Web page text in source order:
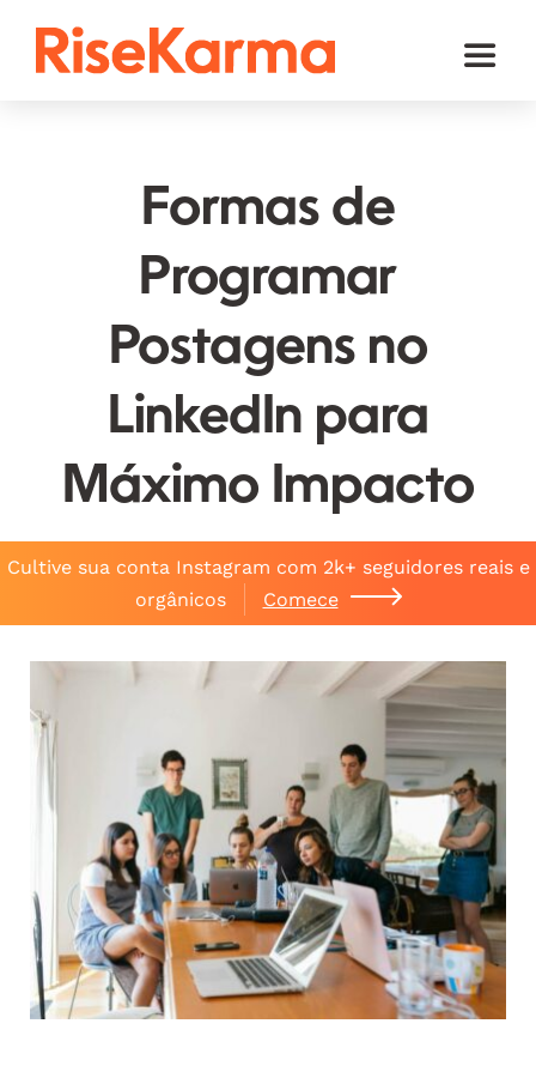
Toggle
YouTube
Twitter (𝕏)
Carrinho
Formas de
Programar
Postagens no
LinkedIn para
Máximo Impacto
Cultive sua conta Instagram com 2k+ seguidores reais e
orgânicos
Comece